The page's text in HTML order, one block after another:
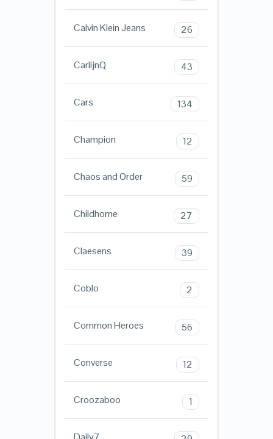
Calvin Klein Jeans 26
CarlijnQ 43
Cars 134
Champion 12
Chaos and Order 59
Childhome 27
Claesens 39
Coblo 2
Common Heroes 56
Converse 12
Croozaboo 1